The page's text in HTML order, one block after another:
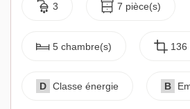
3 7 pièce(s)
5 chambre(s) 136
D Classe énergie B